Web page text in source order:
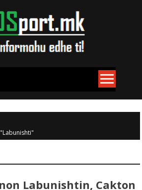
Labunishtin, Cakton